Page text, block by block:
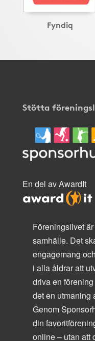
Fyndiq
Stötta
En del av AwardIt
Föreningslivet
samhälle. Det
engagemang
i alla åldrar att
driva en
det en utmaning
Genom
din
online – utan att